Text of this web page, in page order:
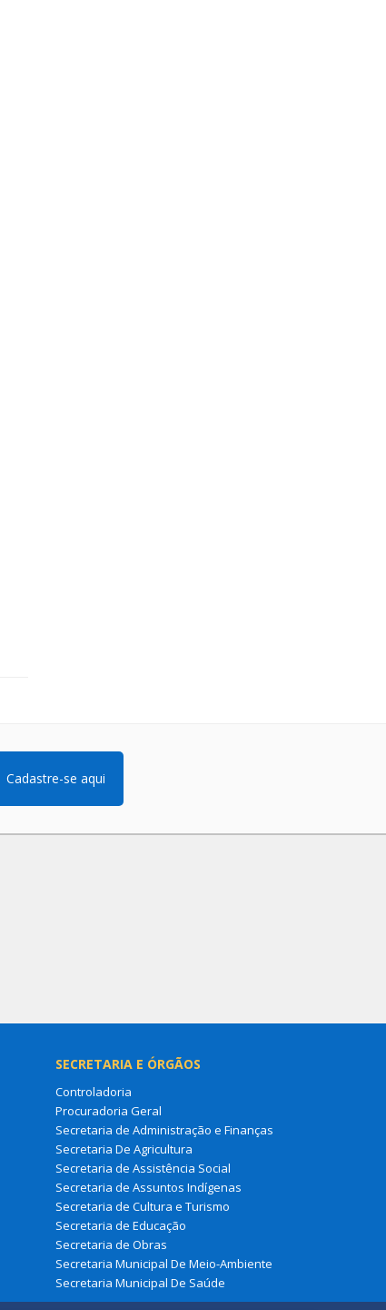
Cadastre-se aqui
SECRETARIA E ÓRGÃOS
Controladoria
Procuradoria Geral
Secretaria de Administração e Finanças
Secretaria De Agricultura
Secretaria de Assistência Social
Secretaria de Assuntos Indígenas
Secretaria de Cultura e Turismo
Secretaria de Educação
Secretaria de Obras
Secretaria Municipal De Meio-Ambiente
Secretaria Municipal De Saúde